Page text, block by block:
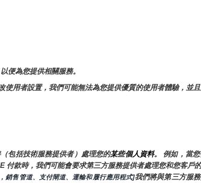
便為您提供相關服務。
用者設置，我們可能無法為您提供優質的使用者體驗，並且
包括技術服務提供者）處理您的某些個人資料。 例如，當
付款時，我們可能會要求第三方服務提供者處理您和您客戶
銷售管道、支付閘道、運輸和履行應用程式]我們將與第三方服